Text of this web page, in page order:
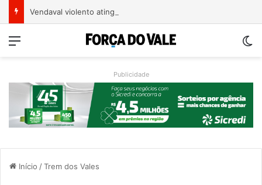
Vendaval violento atinge Porto Alegre
Menu
Publicidade
Início /Trem dos Vales